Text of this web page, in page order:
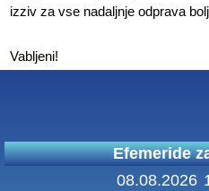
izziv za vse nadaljnje odprava
Vabljeni!
Efemeride
08.08.2026